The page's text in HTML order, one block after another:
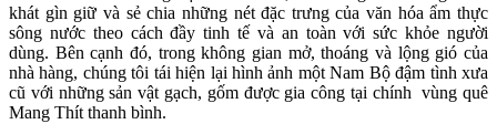
khát gìn giữ và sẻ chia những nét đặc trưng của văn hóa ẩm thực
sông nước theo cách đầy tinh tế và an toàn với sức khỏe người
dùng. Bên cạnh đó, trong không gian mở, thoáng và lộng gió của
nhà hàng, chúng tôi tái hiện lại hình ảnh một Nam Bộ đậm tình xưa
cũ với những sản vật gạch, gốm được gia công tại chính vùng quê
Mang Thít thanh bình.